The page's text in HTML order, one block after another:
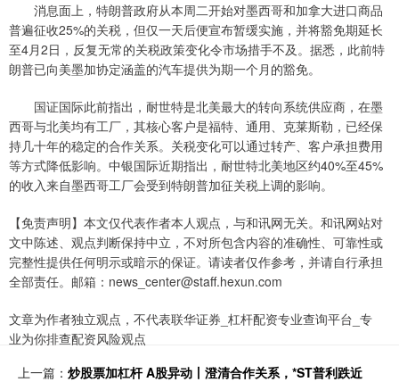
消息面上，特朗普政府从本周二开始对墨西哥和加拿大进口商品
普遍征收25%的关税，但仅一天后便宣布暂缓实施，并将豁免期延长
至4月2日，反复无常的关税政策变化令市场措手不及。据悉，此前特
朗普已向美墨加协定涵盖的汽车提供为期一个月的豁免。
国证国际此前指出，耐世特是北美最大的转向系统供应商，在墨
西哥与北美均有工厂，其核心客户是福特、通用、克莱斯勒，已经保
持几十年的稳定的合作关系。关税变化可以通过转产、客户承担费用
等方式降低影响。中银国际近期指出，耐世特北美地区约40%至45%
的收入来自墨西哥工厂会受到特朗普加征关税上调的影响。
【免责声明】本文仅代表作者本人观点，与和讯网无关。和讯网站对
文中陈述、观点判断保持中立，不对所包含内容的准确性、可靠性或
完整性提供任何明示或暗示的保证。请读者仅作参考，并请自行承担
全部责任。邮箱：news_center@staff.hexun.com
文章为作者独立观点，不代表联华证券_杠杆配资专业查询平台_专
业为你排查配资风险观点
上一篇： 炒股票加杠杆 A股异动丨澄清合作关系，*ST普利跌近